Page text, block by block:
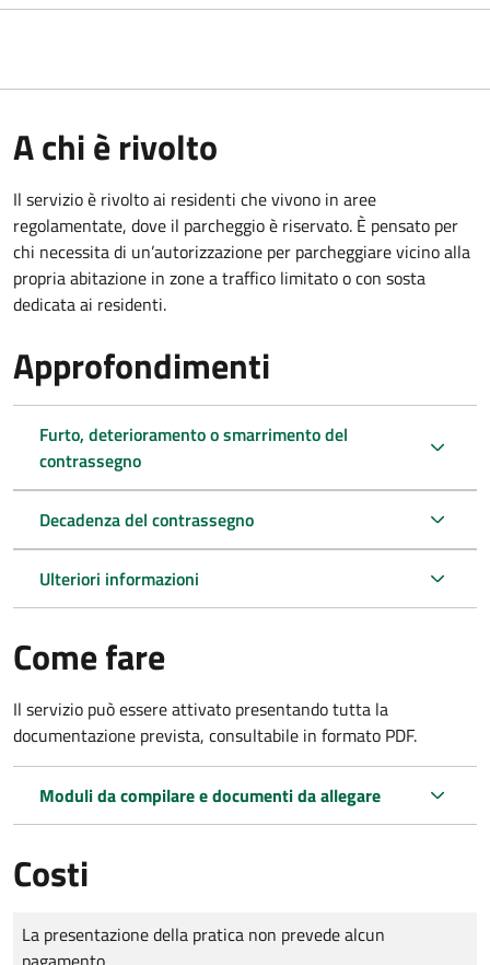
A chi è rivolto
Il servizio è rivolto ai residenti che vivono in aree
regolamentate, dove il parcheggio è riservato. È pensato per
chi necessita di un’autorizzazione per parcheggiare vicino alla
propria abitazione in zone a traffico limitato o con sosta
dedicata ai residenti.
Approfondimenti
Furto, deterioramento o smarrimento del
contrassegno
Decadenza del contrassegno
Ulteriori informazioni
Come fare
Il servizio può essere attivato presentando tutta la
documentazione prevista, consultabile in formato PDF.
Moduli da compilare e documenti da allegare
Costi
Tipo di pagamento
Importo
La presentazione della pratica non prevede alcun